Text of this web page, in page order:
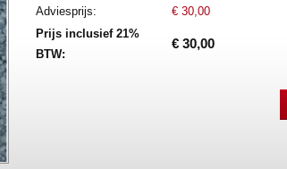
Adviesprijs:
€ 30,00
Prijs inclusief 21%
BTW:
€ 30,00